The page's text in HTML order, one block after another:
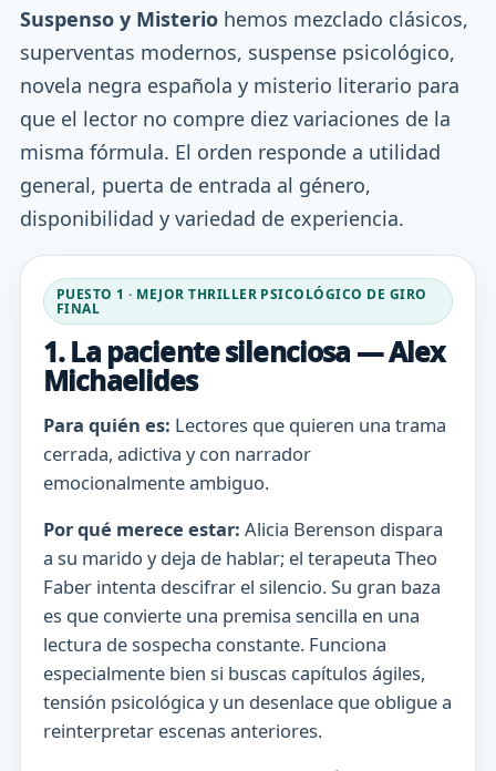
Suspenso y Misterio hemos mezclado clásicos,
superventas modernos, suspense psicológico,
novela negra española y misterio literario para
que el lector no compre diez variaciones de la
misma fórmula. El orden responde a utilidad
general, puerta de entrada al género,
disponibilidad y variedad de experiencia.
PUESTO 1 · MEJOR THRILLER PSICOLÓGICO DE GIRO
FINAL
1. La paciente silenciosa — Alex
Michaelides
Para quién es: Lectores que quieren una trama
cerrada, adictiva y con narrador
emocionalmente ambiguo.
Por qué merece estar: Alicia Berenson dispara
a su marido y deja de hablar; el terapeuta Theo
Faber intenta descifrar el silencio. Su gran baza
es que convierte una premisa sencilla en una
lectura de sospecha constante. Funciona
especialmente bien si buscas capítulos ágiles,
tensión psicológica y un desenlace que obligue a
reinterpretar escenas anteriores.